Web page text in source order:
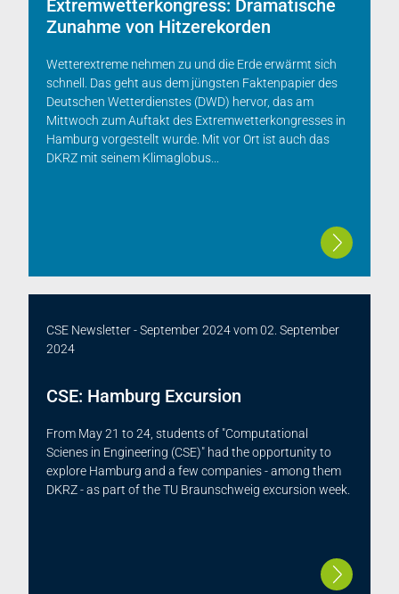
Extremwetterkongress: Dramatische
Zunahme von Hitzerekorden
Wetterextreme nehmen zu und die Erde erwärmt sich
schnell. Das geht aus dem jüngsten Faktenpapier des
Deutschen Wetterdienstes (DWD) hervor, das am
Mittwoch zum Auftakt des Extremwetterkongresses in
Hamburg vorgestellt wurde. Mit vor Ort ist auch das
DKRZ mit seinem Klimaglobus...
CSE Newsletter - September 2024vom02. September
2024
CSE: Hamburg Excursion
From May 21 to 24, students of "Computational
Scienes in Engineering (CSE)" had the opportunity to
explore Hamburg and a few companies - among them
DKRZ - as part of the TU Braunschweig excursion week.